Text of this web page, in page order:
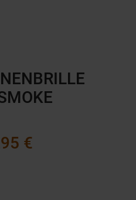
€